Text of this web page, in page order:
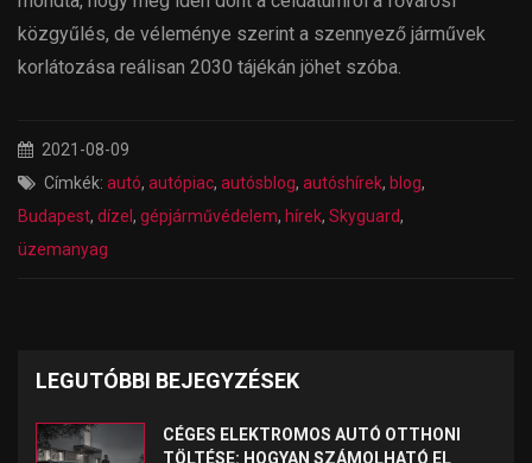
közgyűlés, de véleménye szerint a szennyező járművek
korlátozása reálisan 2030 tájékán jöhet szóba.
2021-08-09
Címkék: autó, autópiac, autósblog, autóshírek, blog,
Budapest, dízel, gépjárművédelem, hírek, Skyguard,
üzemanyag
LEGUTÓBBI BEJEGYZÉSEK
CÉGES ELEKTROMOS AUTÓ OTTHONI
TÖLTÉSE: HOGYAN SZÁMOLHATÓ EL